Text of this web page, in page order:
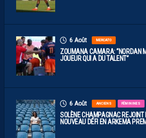
6 Août MERCATO
ZOUMANA CAMARA: “NORDAN
JOUEUR QUI A DU TALENT”
6 Août ANCIENS FÉMININES
SOLÈNE CHAMPAGNAC REJOINT
NOUVEAU DÉFI EN ARKEMA